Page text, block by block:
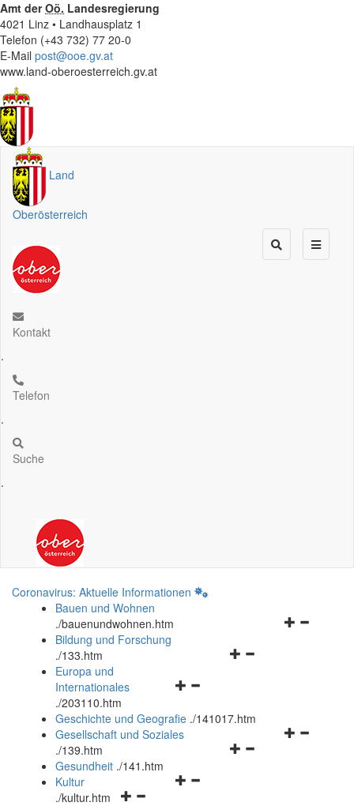
Amt derOö. Landesregierung
4021 Linz • Landhausplatz 1
Telefon (+43 732) 77 20-0
E-Mail post@ooe.gv.at
www.land-oberoesterreich.gv.at
Land
Oberösterreich
Kontakt
.
Telefon
.
Suche
.
Coronavirus: Aktuelle Informationen
Bauen und Wohnen
./bauenundwohnen.htm
Navigationsmenü
Bildung und Forschung
./133.htm
Navigationsmenü
und
schließen
Europa und
Internationales
./203110.htm
Geschichte und Geografie ./141017.htm
Navigationsmenü
Gesellschaft und Soziales
./139.htm
Navigationsmenü
Gesundheit ./141.htm
Navigationsmenü
Kultur
./kultur.htm